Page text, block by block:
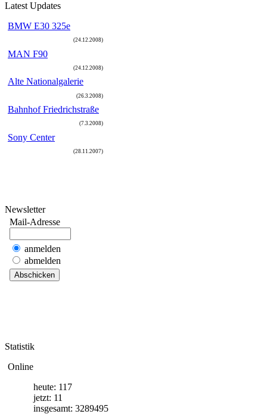
Latest Updates
BMW E30 325e
(24.12.2008)
MAN F90
(24.12.2008)
Alte Nationalgalerie
(26.3.2008)
Bahnhof Friedrichstraße
(7.3.2008)
Sony Center
(28.11.2007)
Newsletter
Mail-Adresse
anmelden
abmelden
Statistik
Online
heute: 117
jetzt: 11
insgesamt: 3289495